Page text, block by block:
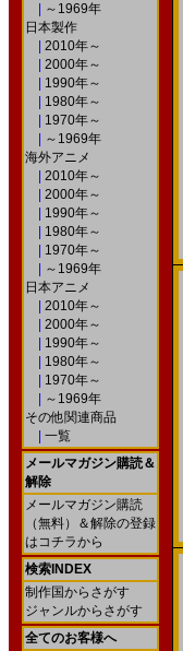
～1969年
日本製作
2010年～
2000年～
1990年～
1980年～
1970年～
～1969年
海外アニメ
2010年～
2000年～
1990年～
1980年～
1970年～
～1969年
日本アニメ
2010年～
2000年～
1990年～
1980年～
1970年～
～1969年
その他関連商品
一覧
メールマガジン購読＆
解除
メールマガジン購読
（無料）＆解除の登録
はコチラから
検索INDEX
制作国からさがす
ジャンルからさがす
全てのお客様へ